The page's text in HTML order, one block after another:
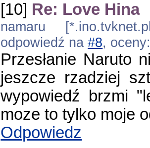
[10] Re: Love Hina
namaru
odpowiedź na#8,
Przesłanie Naruto
jeszcze rzadziej
wypowiedź brzmi
moze to tylko moje
Odpowiedz